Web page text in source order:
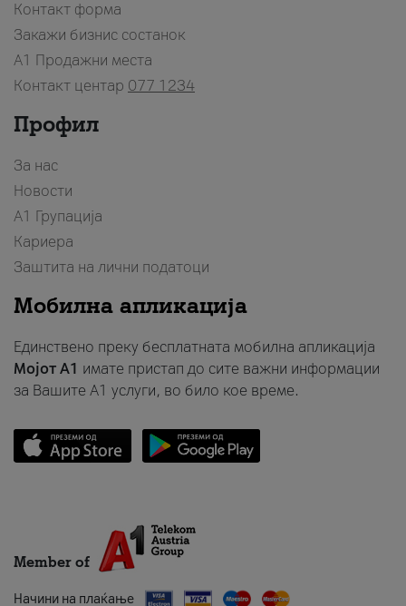
Контакт форма
Закажи бизнис состанок
A1 Продажни места
Контакт центар 077 1234
Профил
За нас
Новости
А1 Групација
Кариера
Заштита на лични податоци
Мобилна апликација
Единствено преку бесплатната мобилна апликација
Мојот A1 имате пристап до сите важни информации
за Вашите A1 услуги, во било кое време.
Member of
Начини на плаќање